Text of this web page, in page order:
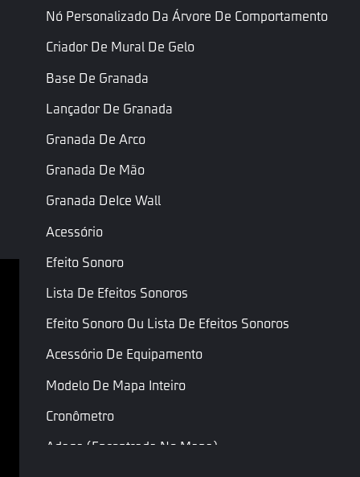
Nó Personalizado Da Árvore De Comportamento
Criador De Mural De Gelo
Base De Granada
Lançador De Granada
Granada De Arco
Granada De Mão
Granada DeIce Wall
Acessório
Efeito Sonoro
Lista De Efeitos Sonoros
Efeito Sonoro Ou Lista De Efeitos Sonoros
Acessório De Equipamento
Modelo De Mapa Inteiro
Cronômetro
Adaga (encontrada No Mapa)
Gatilho Esférico
Propriedades
Política de Privacidade
Termos e Condições
Copyright © Garena Online. As marcas registradas
pertencem aos seus respectivos proprietários. Todos